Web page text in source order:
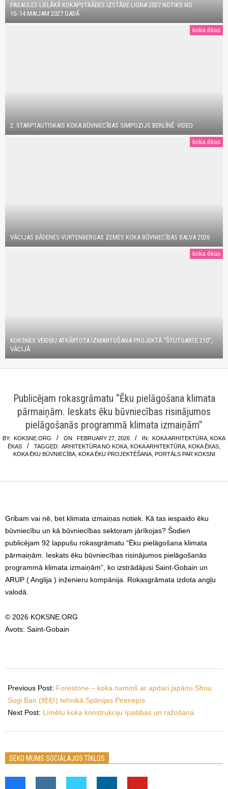
PASAULES LIELĀKĀ KOKAPSTRĀDES IZSTĀDE LIGNA 2027 NOTIKS NO
10.-14.MAIJAM 2027.GADĀ
koka ēkas
2. STARPTAUTISKAIS KOKA BŪVNIECĪBAS SIMPOZIJS BERLĪNĒ: VIDEO
koka ēkas
VĀCIJAS BĀDENES-VURTENBERGAS ZEMES KOKA BŪVNIECĪBAS BALVA 2026
koka ēkas
KOKSNES VEIDŅU ATKĀRTOTA IZMANTOŠANA PROJEKTĀ “ŠTUTGARTE 210”,
VĀCIJĀ
Publicējam rokasgrāmatu “Ēku pielāgošana klimata
pārmaiņām. Ieskats ēku būvniecības risinājumos
pielāgošanās programmā klimata izmaiņām”
BY: KOKSNE.ORG ON: FEBRUARY 27, 2026 IN: KOKA ARHITEKTŪRA
KOKA
ĒKAS
TAGGED: ARHITEKTŪRA NO KOKA KOKA ARHITEKTŪRA KOKA ĒKAS
KOKA ĒKU BŪVNIECĪBA, KOKA ĒKU PROJEKTĒŠANA, PORTĀLS PAR KOKSNI
Gribam vai nē, bet klimata izmaiņas notiek. Kā tas iespaido ēku
būvniecību un kā būvniecības sektoram jārīkojas? Šodien
publicējam 92 lappušu rokasgrāmatu “Ēku pielāgošana klimata
pārmaiņām. Ieskats ēku būvniecības risinājumos pielāgošanās
programmā klimata izmaiņām”, ko izstrādājusi Saint-Gobain un
ARUP ( Anglija ) inženieru kompānija. Rokasgrāmata izdota angļu
valodā.
© 2026 KOKSNE.ORG
Avots: Saint-Gobain
02-
27
Previous Post: Forestone – koka namiņš ar apdari japāņu Shou
Sugi Ban (焼杉) tehnikā Spānijas Pirenejos
Next Post: Līmētu koka konstrukciju īpašibas un ražošana
SEKO MUMS SOCIĀLAJOS TĪKLOS